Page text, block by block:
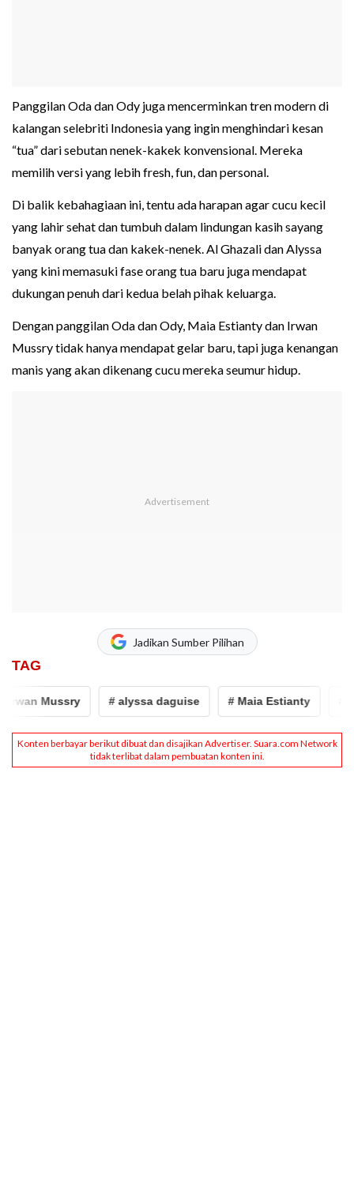
Panggilan Oda dan Ody juga mencerminkan tren modern di
kalangan selebriti Indonesia yang ingin menghindari kesan
“tua” dari sebutan nenek-kakek konvensional. Mereka
memilih versi yang lebih fresh, fun, dan personal.
Di balik kebahagiaan ini, tentu ada harapan agar cucu kecil
yang lahir sehat dan tumbuh dalam lindungan kasih sayang
banyak orang tua dan kakek-nenek. Al Ghazali dan Alyssa
yang kini memasuki fase orang tua baru juga mendapat
dukungan penuh dari kedua belah pihak keluarga.
Dengan panggilan Oda dan Ody, Maia Estianty dan Irwan
Mussry tidak hanya mendapat gelar baru, tapi juga kenangan
manis yang akan dikenang cucu mereka seumur hidup.
Jadikan Sumber Pilihan
TAG
Mussry # alyssa daguise # Maia Estianty